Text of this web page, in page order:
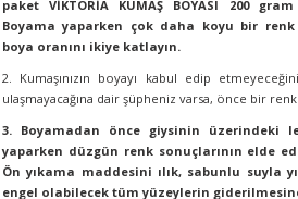
paket VİKTORİA KUMAŞ BOYASI 200
Boyama yaparken çok daha koyu bir renk
boya oranını ikiye katlayın.
2. Kumaşınızın boyayı kabul edip
ulaşmayacağına dair şüpheniz varsa, önce bir
3. Boyamadan önce giysinin üzerindeki
yaparken düzgün renk sonuçlarının elde
Ön yıkama maddesini ılık, sabunlu suyla
engel olabilecek tüm yüzeylerin